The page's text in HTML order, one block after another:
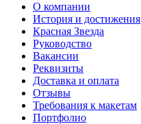
О компании
История и достижения
Красная Звезда
Руководство
Вакансии
Реквизиты
Доставка и оплата
Отзывы
Требования к макетам
Портфолио